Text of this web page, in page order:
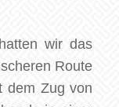
hatten wir das
Route
dem Zug von